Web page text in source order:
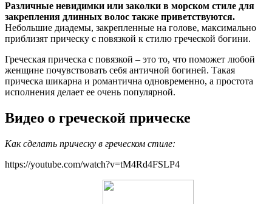
Различные невидимки или заколки в морском стиле для
закрепления длинных волос также приветствуются.
Небольшие диадемы, закрепленные на голове, максимально
приблизят прическу с повязкой к стилю греческой богини.
Греческая прическа с повязкой – это то, что поможет любой
женщине почувствовать себя античной богиней. Такая
прическа шикарна и романтична одновременно, а простота
исполнения делает ее очень популярной.
Видео о греческой прическе
Как сделать прическу в греческом стиле:
https://youtube.com/watch?v=tM4Rd4FSLP4